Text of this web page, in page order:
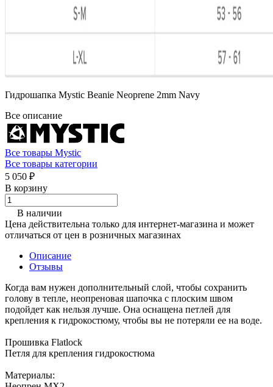
Гидрошапка Mystic Beanie Neoprene 2mm Navy
Все описание
Все товары Mystic
Все товары категории
5 050 ₽
В корзину
В наличии
Цена действительна только для интернет-магазина и может
отличаться от цен в розничных магазинах
Описание
Отзывы
Когда вам нужен дополнительный слой, чтобы сохранить
голову в тепле, неопреновая шапочка с плоским швом
подойдет как нельзя лучше. Она оснащена петлей для
крепления к гидрокостюму, чтобы вы не потеряли ее на воде.
Прошивка Flatlock
Петля для крепления гидрокостюма
Материалы: